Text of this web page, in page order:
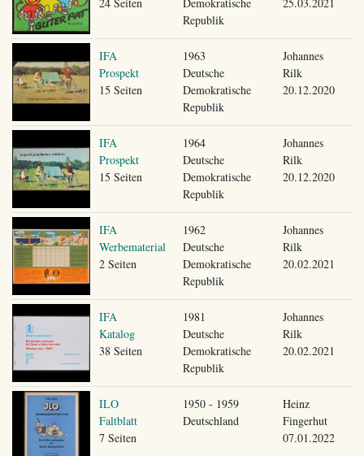
Republik
IFA
Prospekt
15 Seiten
1963
Deutsche
Demokratische
Republik
Johannes
Rilk
20.12.2020
IFA
Prospekt
15 Seiten
1964
Deutsche
Demokratische
Republik
Johannes
Rilk
20.12.2020
IFA
Werbematerial
2 Seiten
1962
Deutsche
Demokratische
Republik
Johannes
Rilk
20.02.2021
IFA
Katalog
38 Seiten
1981
Deutsche
Demokratische
Republik
Johannes
Rilk
20.02.2021
ILO
Faltblatt
7 Seiten
1950 - 1959
Deutschland
Heinz
Fingerhut
07.01.2022